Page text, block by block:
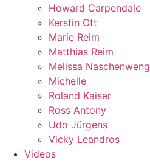
Howard Carpendale
Kerstin Ott
Marie Reim
Matthias Reim
Melissa Naschenweng
Michelle
Roland Kaiser
Ross Antony
Udo Jürgens
Vicky Leandros
Videos